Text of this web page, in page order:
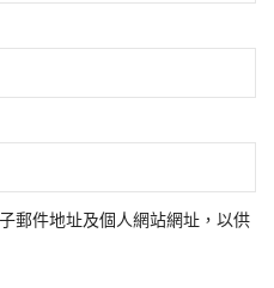
郵件地址及個人網站網址，以供